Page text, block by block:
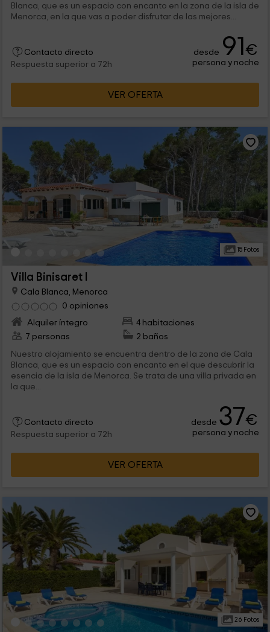
Blanca, que es un espacio con encanto en la zona de la isla de
Menorca, en la que vas a poder disfrutar de las mejores...
Contacto directo
Respuesta superior a 72h
desde 91€
persona y noche
VER OFERTA
15 Fotos
Villa Binisaret I
Cala Blanca, Menorca
0 opiniones
Alquiler íntegro
4 habitaciones
7 personas
2 baños
Nuestro alojamiento se encuentra dentro de la zona de Cala
Blanca, que es un espacio con encanto en el que descubrir la
esencia de la isla de Menorca. Se trata de una villa privada en
la que...
Contacto directo
Respuesta superior a 72h
desde 37€
persona y noche
VER OFERTA
26 Fotos